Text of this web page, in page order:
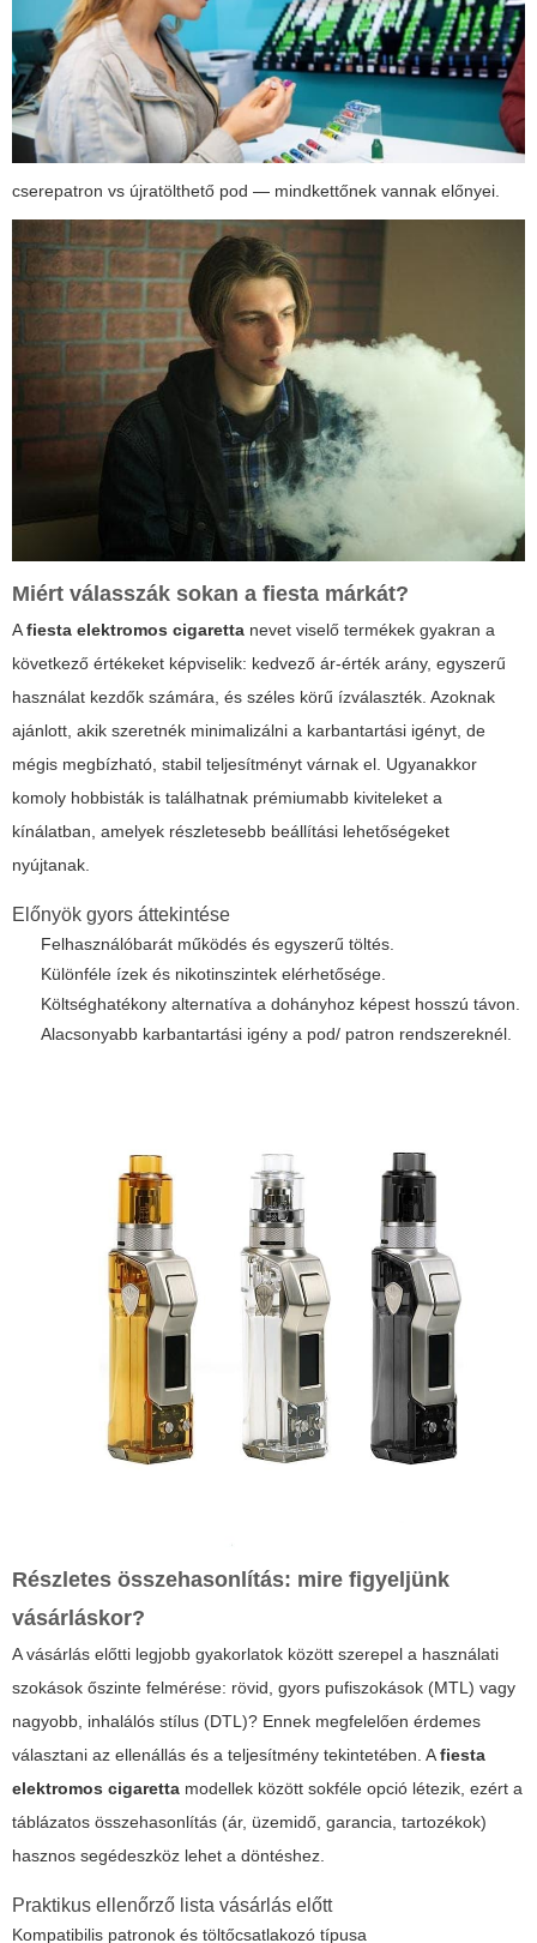
cserepatron vs újratölthető pod — mindkettőnek vannak előnyei.
Miért válasszák sokan a fiesta márkát?
Afiesta elektromos cigaretta nevet viselő termékek gyakran a
következő értékeket képviselik: kedvező ár-érték arány, egyszerű
használat kezdők számára, és széles körű ízválaszték. Azoknak
ajánlott, akik szeretnék minimalizálni a karbantartási igényt, de
mégis megbízható, stabil teljesítményt várnak el. Ugyanakkor
komoly hobbisták is találhatnak prémiumabb kiviteleket a
kínálatban, amelyek részletesebb beállítási lehetőségeket
nyújtanak.
Előnyök gyors áttekintése
Felhasználóbarát működés és egyszerű töltés.
Különféle ízek és nikotinszintek elérhetősége.
Költséghatékony alternatíva a dohányhoz képest hosszú távon.
Alacsonyabb karbantartási igény a pod/ patron rendszereknél.
Részletes összehasonlítás: mire figyeljünk
vásárláskor?
A vásárlás előtti legjobb gyakorlatok között szerepel a használati
szokások őszinte felmérése: rövid, gyors pufiszokások (MTL) vagy
nagyobb, inhalálós stílus (DTL)? Ennek megfelelően érdemes
választani az ellenállás és a teljesítmény tekintetében. Afiesta
elektromos cigaretta modellek között sokféle opció létezik, ezért a
táblázatos összehasonlítás (ár, üzemidő, garancia, tartozékok)
hasznos segédeszköz lehet a döntéshez.
Praktikus ellenőrző lista vásárlás előtt
Kompatibilis patronok és töltőcsatlakozó típusa